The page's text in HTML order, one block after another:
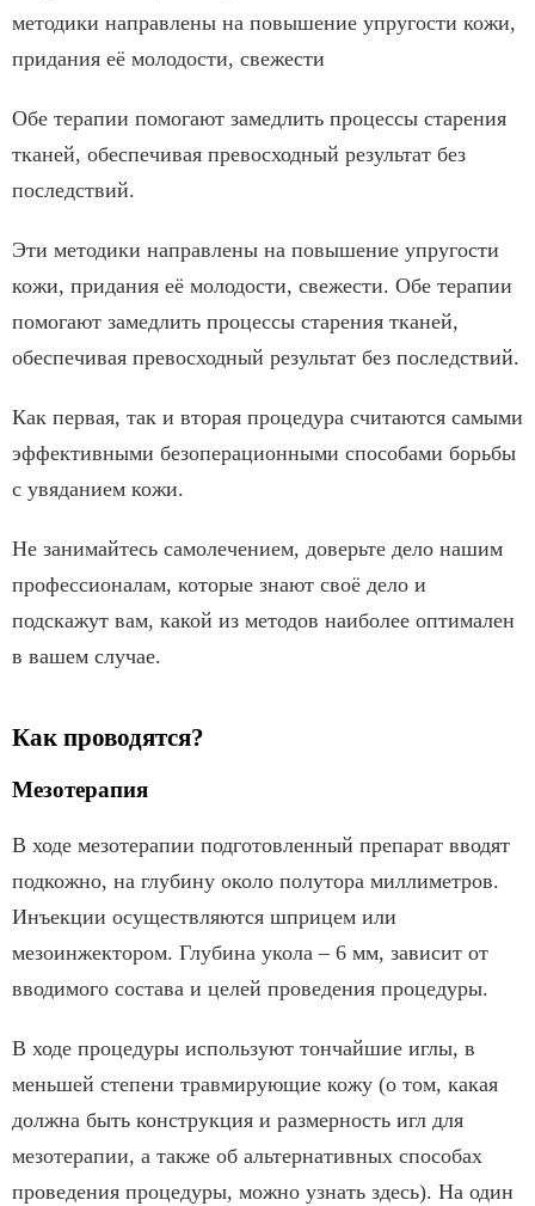
методики направлены на повышение упругости кожи,
придания её молодости, свежести
Обе терапии помогают замедлить процессы старения
тканей, обеспечивая превосходный результат без
последствий.
Эти методики направлены на повышение упругости
кожи, придания её молодости, свежести. Обе терапии
помогают замедлить процессы старения тканей,
обеспечивая превосходный результат без последствий.
Как первая, так и вторая процедура считаются самыми
эффективными безоперационными способами борьбы
с увяданием кожи.
Не занимайтесь самолечением, доверьте дело нашим
профессионалам, которые знают своё дело и
подскажут вам, какой из методов наиболее оптимален
в вашем случае.
Как проводятся?
Мезотерапия
В ходе мезотерапии подготовленный препарат вводят
подкожно, на глубину около полутора миллиметров.
Инъекции осуществляются шприцем или
мезоинжектором. Глубина укола – 6 мм, зависит от
вводимого состава и целей проведения процедуры.
В ходе процедуры используют тончайшие иглы, в
меньшей степени травмирующие кожу (о том, какая
должна быть конструкция и размерность игл для
мезотерапии, а также об альтернативных способах
проведения процедуры, можно узнать здесь). На один